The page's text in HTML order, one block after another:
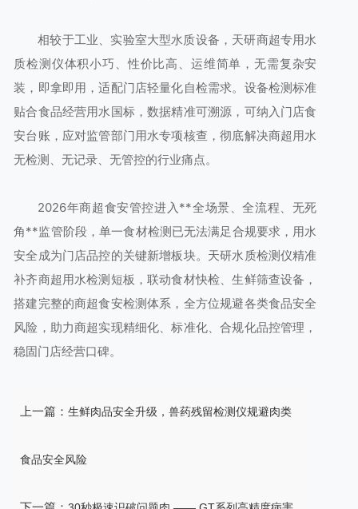
相较于工业、实验室大型水质设备，天研商超专用水
质检测仪体积小巧、性价比高、运维简单，无需复杂安
装，即拿即用，适配门店轻量化自检需求。设备检测标准
贴合食品经营用水国标，数据精准可溯源，可纳入门店食
安台账，应对监管部门用水专项核查，彻底解决商超用水
无检测、无记录、无管控的行业痛点。
2026年商超食安管控进入**全场景、全流程、无死
角**监管阶段，单一食材检测已无法满足合规要求，用水
安全成为门店品控的关键新增板块。天研水质检测仪精准
补齐商超用水检测短板，联动食材快检、生鲜筛查设备，
搭建完整的商超食安检测体系，全方位规避各类食品安全
风险，助力商超实现精细化、标准化、合规化品控管理，
稳固门店经营口碑。
上一篇： 生鲜肉品安全升级，兽药残留检测仪规避肉类
食品安全风险